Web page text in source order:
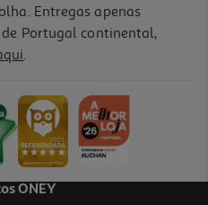
Entregas apenas
Portugal continental,
.
ONEY